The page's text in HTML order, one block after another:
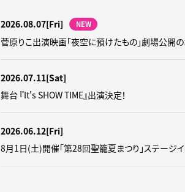
2026.08.07[Fri] NEW
菅原りこ出演映画「夜空に預けたもの」劇場公開
2026.07.11[Sat]
舞台 『It's SHOW TIME』出演決定！
2026.06.12[Fri]
8月1日(土)開催「第28回聖籠夏まつり」ステージイ